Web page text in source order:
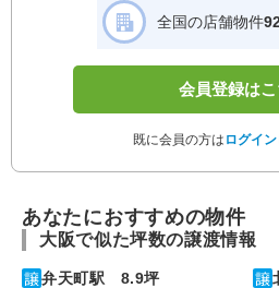
全国の店舗物件
会員登録は
既に会員の方は ログイン
あなたにおすすめの物件
大阪で似た坪数の譲渡情報
弁天町駅 8.9坪